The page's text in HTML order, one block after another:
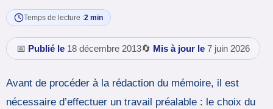
Temps de lecture :2 min
📅 Publié le 18 décembre 2013🔄 Mis à jour le 7 juin 2026
Avant de procéder à la rédaction du mémoire, il est
nécessaire d’effectuer un travail préalable : le choix du